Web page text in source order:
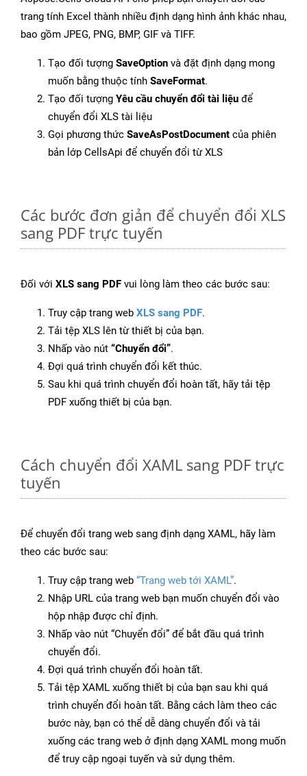
trang tính Excel thành nhiều định dạng hình ảnh khác nhau,
bao gồm JPEG, PNG, BMP, GIF và TIFF.
Tạo đối tượng SaveOption và đặt định dạng mong
muốn bằng thuộc tính SaveFormat.
Tạo đối tượng Yêu cầu chuyển đổi tài liệu để
chuyển đổi XLS tài liệu
Gọi phương thức SaveAsPostDocument của phiên
bản lớp CellsApi để chuyển đổi từ XLS
Các bước đơn giản để chuyển đổi XLS
sang PDF trực tuyến
Đối với XLS sang PDF vui lòng làm theo các bước sau:
Truy cập trang web XLS sang PDF.
Tải tệp XLS lên từ thiết bị của bạn.
Nhấp vào nút “Chuyển đổi”.
Đợi quá trình chuyển đổi kết thúc.
Sau khi quá trình chuyển đổi hoàn tất, hãy tải tệp
PDF xuống thiết bị của bạn.
Cách chuyển đổi XAML sang PDF trực
tuyến
Để chuyển đổi trang web sang định dạng XAML, hãy làm
theo các bước sau:
Truy cập trang web “Trang web tới XAML”.
Nhập URL của trang web bạn muốn chuyển đổi vào
hộp nhập được chỉ định.
Nhấp vào nút “Chuyển đổi” để bắt đầu quá trình
chuyển đổi.
Đợi quá trình chuyển đổi hoàn tất.
Tải tệp XAML xuống thiết bị của bạn sau khi quá
trình chuyển đổi hoàn tất. Bằng cách làm theo các
bước này, bạn có thể dễ dàng chuyển đổi và tải
xuống các trang web ở định dạng XAML mong muốn
để truy cập ngoại tuyến và sử dụng thêm.